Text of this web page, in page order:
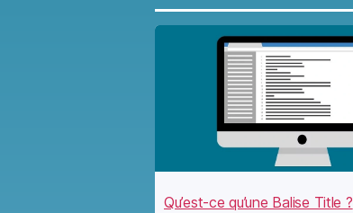
Qu’est-ce qu’une Balise Title ?